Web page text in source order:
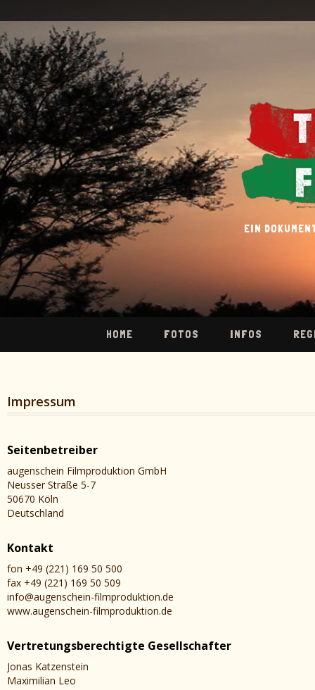
EIN
HOME FOTOS INFOS
Impressum
Seitenbetreiber
augenschein Filmproduktion GmbH
Neusser Straße 5-7
50670 Köln
Deutschland
Kontakt
fon +49 (221) 169 50 500
fax +49 (221) 169 50 509
info@augenschein-filmproduktion.de
www.augenschein-filmproduktion.de
Vertretungsberechtigte Gesellschafter
Jonas Katzenstein
Maximilian Leo